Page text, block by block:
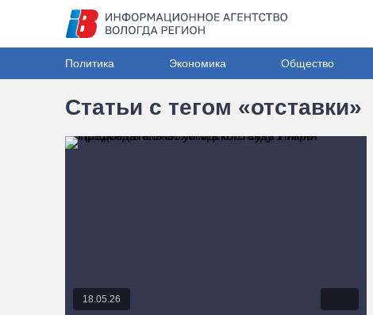
Политика Экономика Общество
Статьи с тегом «отставки»
18.05.26